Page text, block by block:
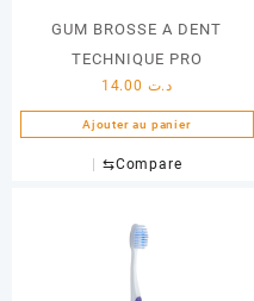
GUM BROSSE A DENT
TECHNIQUE PRO
د.ت
Ajouter au panier
⇆Compare